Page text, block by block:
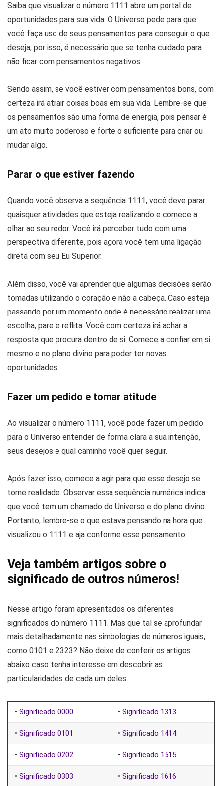
Saiba que visualizar o número 1111 abre um portal de
oportunidades para sua vida. O Universo pede para que
você faça uso de seus pensamentos para conseguir o que
deseja, por isso, é necessário que se tenha cuidado para
não ficar com pensamentos negativos.
Sendo assim, se você estiver com pensamentos bons, com
certeza irá atrair coisas boas em sua vida. Lembre-se que
os pensamentos são uma forma de energia, pois pensar é
um ato muito poderoso e forte o suficiente para criar ou
mudar algo.
Parar o que estiver fazendo
Quando você observa a sequência 1111, você deve parar
quaisquer atividades que esteja realizando e comece a
olhar ao seu redor. Você irá perceber tudo com uma
perspectiva diferente, pois agora você tem uma ligação
direta com seu Eu Superior.
Além disso, você vai aprender que algumas decisões serão
tomadas utilizando o coração e não a cabeça. Caso esteja
passando por um momento onde é necessário realizar uma
escolha, pare e reflita. Você com certeza irá achar a
resposta que procura dentro de si. Comece a confiar em si
mesmo e no plano divino para poder ter novas
oportunidades.
Fazer um pedido e tomar atitude
Ao visualizar o número 1111, você pode fazer um pedido
para o Universo entender de forma clara a sua intenção,
seus desejos e qual caminho você quer seguir.
Após fazer isso, comece a agir para que esse desejo se
torne realidade. Observar essa sequência numérica indica
que você tem um chamado do Universo e do plano divino.
Portanto, lembre-se o que estava pensando na hora que
visualizou o 1111 e aja conforme esse pensamento.
Veja também artigos sobre o
significado de outros números!
Nesse artigo foram apresentados os diferentes
significados do número 1111. Mas que tal se aprofundar
mais detalhadamente nas simbologias de números iguais,
como 0101 e 2323? Não deixe de conferir os artigos
abaixo caso tenha interesse em descobrir as
particularidades de cada um deles.
• Significado 0000 • Significado 1313
• Significado 0101 • Significado 1414
• Significado 0202 • Significado 1515
• Significado 0303 • Significado 1616